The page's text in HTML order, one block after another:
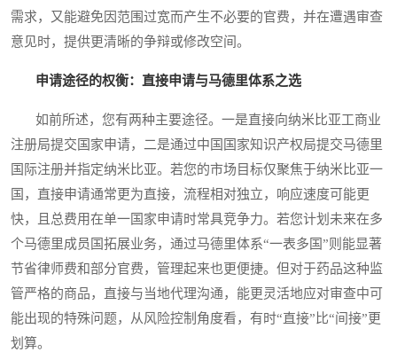
需求，又能避免因范围过宽而产生不必要的官费，并在遭遇审查
意见时，提供更清晰的争辩或修改空间。
申请途径的权衡：直接申请与马德里体系之选
如前所述，您有两种主要途径。一是直接向纳米比亚工商业
注册局提交国家申请，二是通过中国国家知识产权局提交马德里
国际注册并指定纳米比亚。若您的市场目标仅聚焦于纳米比亚一
国，直接申请通常更为直接，流程相对独立，响应速度可能更
快，且总费用在单一国家申请时常具竞争力。若您计划未来在多
个马德里成员国拓展业务，通过马德里体系“一表多国”则能显著
节省律师费和部分官费，管理起来也更便捷。但对于药品这种监
管严格的商品，直接与当地代理沟通，能更灵活地应对审查中可
能出现的特殊问题，从风险控制角度看，有时“直接”比“间接”更
划算。